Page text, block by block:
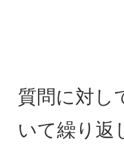
質問に対し
いて繰り返